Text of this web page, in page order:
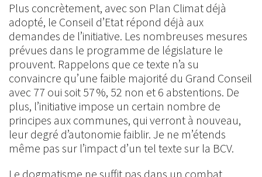
Plus concrètement, avec son Plan Climat déjà
adopté, le Conseil d’Etat répond déjà aux
demandes de l’initiative. Les nombreuses mesures
prévues dans le programme de législature le
prouvent. Rappelons que ce texte n’a su
convaincre qu’une faible majorité du Grand Conseil
avec 77 oui soit 57 %, 52 non et 6 abstentions. De
plus, l’initiative impose un certain nombre de
principes aux communes, qui verront à nouveau,
leur degré d’autonomie faiblir. Je ne m’étends
même pas sur l’impact d’un tel texte sur la BCV.
Le dogmatisme ne suffit pas dans un combat